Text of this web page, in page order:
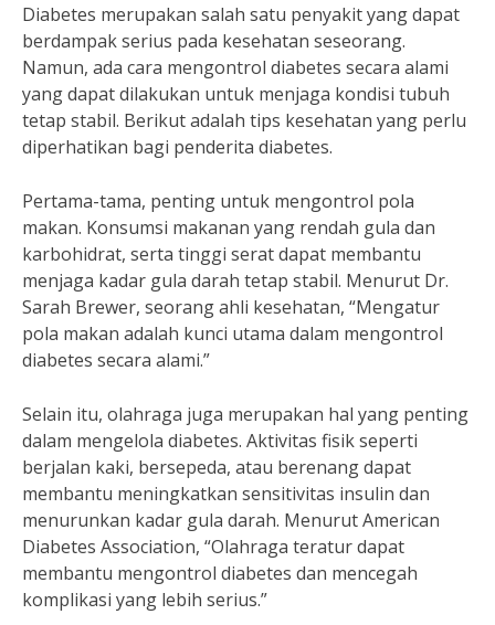
Diabetes merupakan salah satu penyakit yang dapat
berdampak serius pada kesehatan seseorang.
Namun, ada cara mengontrol diabetes secara alami
yang dapat dilakukan untuk menjaga kondisi tubuh
tetap stabil. Berikut adalah tips kesehatan yang perlu
diperhatikan bagi penderita diabetes.
Pertama-tama, penting untuk mengontrol pola
makan. Konsumsi makanan yang rendah gula dan
karbohidrat, serta tinggi serat dapat membantu
menjaga kadar gula darah tetap stabil. Menurut Dr.
Sarah Brewer, seorang ahli kesehatan, “Mengatur
pola makan adalah kunci utama dalam mengontrol
diabetes secara alami.”
Selain itu, olahraga juga merupakan hal yang penting
dalam mengelola diabetes. Aktivitas fisik seperti
berjalan kaki, bersepeda, atau berenang dapat
membantu meningkatkan sensitivitas insulin dan
menurunkan kadar gula darah. Menurut American
Diabetes Association, “Olahraga teratur dapat
membantu mengontrol diabetes dan mencegah
komplikasi yang lebih serius.”